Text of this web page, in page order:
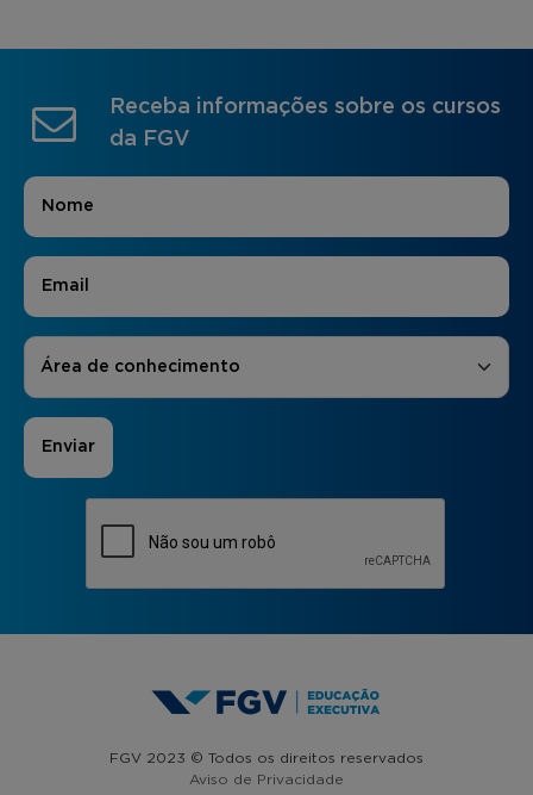
Receba informações sobre os cursos
da FGV
Nome
E-mail
Áreas de Interesse
Área de conhecimento
FGV 2023 © Todos os direitos reservados
Aviso de Privacidade